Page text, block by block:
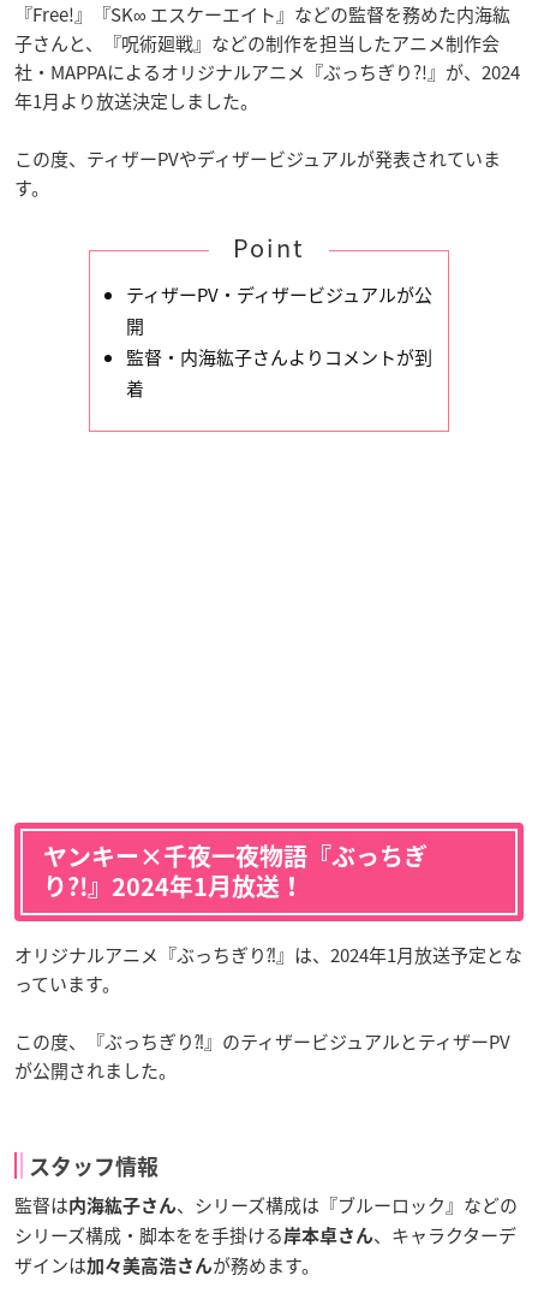
『Free!』『SK∞ エスケーエイト』などの監督を務めた内海紘
子さんと、『呪術廻戦』などの制作を担当したアニメ制作会
社・MAPPAによるオリジナルアニメ『ぶっちぎり?!』が、2024
年1月より放送決定しました。
この度、ティザーPVやディザービジュアルが発表されていま
す。
Point
ティザーPV・ディザービジュアルが公
開
監督・内海紘子さんよりコメントが到
着
ヤンキー×千夜一夜物語『ぶっちぎ
り?!』2024年1月放送！
オリジナルアニメ『ぶっちぎり⁈』は、2024年1月放送予定とな
っています。
この度、『ぶっちぎり⁈』のティザービジュアルとティザーPV
が公開されました。
スタッフ情報
監督は内海紘子さん、シリーズ構成は『ブルーロック』などの
シリーズ構成・脚本をを手掛ける 岸本卓さん、キャラクターデ
ザインは加々美高浩さんが務めます。